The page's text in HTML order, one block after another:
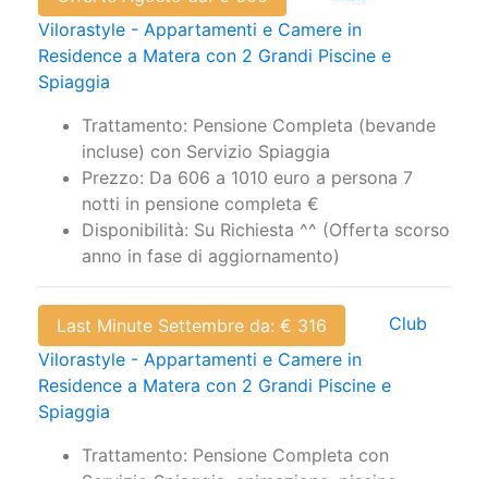
Offerte Agosto da: € 606
Club
Vilorastyle - Appartamenti e Camere in
Spiaggia
Trattamento: Pensione Completa (bevande
incluse) con Servizio Spiaggia
Prezzo: Da 606 a 1010 euro a persona 7
notti in pensione completa €
Disponibilità: Su Richiesta ^^ (Offerta scorso
anno in fase di aggiornamento)
Last Minute Settembre da: € 316
Club
Vilorastyle - Appartamenti e Camere in
Spiaggia